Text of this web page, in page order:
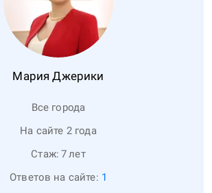
Мария Джерики
Все города
На сайте 2 года
Стаж: 7лет
Ответов на сайте: 1